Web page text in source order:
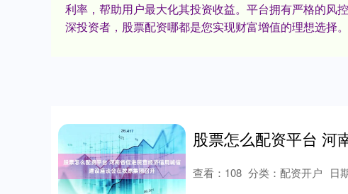
利率，帮助用户最大化其投资收益。平台拥有严格的风
深投资者，股票配资哪都是您实现财富增值的理想选择
日
查看： 108 分类： 配资开户